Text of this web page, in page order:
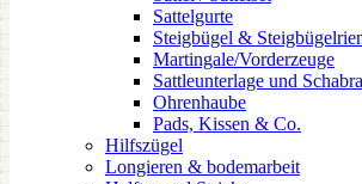
Sattelgurte
Steigbügel &
Martingale/Vorderzeuge
Sattleunterlage und
Ohrenhaube
Pads, Kissen & Co.
Hilfszügel
Longieren & bodemarbeit